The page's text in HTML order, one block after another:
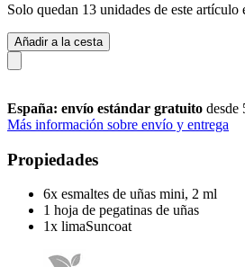
Solo quedan 13 unidades de este
Añadir a la cesta
España: envío estándar gratuito desde
Más información sobre envío y entrega
Propiedades
6x esmaltes de uñas mini, 2 ml
1 hoja de pegatinas de uñas
1x limaSuncoat